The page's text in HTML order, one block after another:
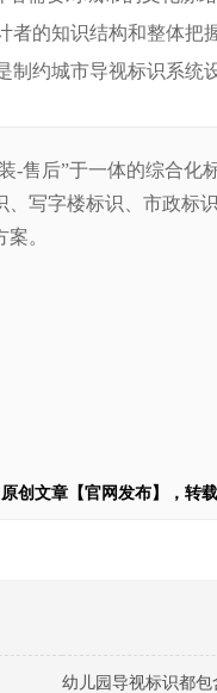
的知识结构和整体把
制约城市导视标识系统
售后”于一体的综合化
写字楼标识、市政标
。
原创文章【官网发布】，转
幼儿园导视标识都包